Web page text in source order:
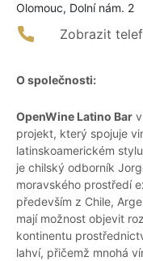
Olomouc, Dolní nám. 2
Zobrazit
O společnosti:
OpenWine Latino Bar
projekt, který spojuje
latinskoamerickém
je chilský odborník
moravského prostředí
především z Chile,
mají možnost objevit
kontinentu
lahví, přičemž mnohá